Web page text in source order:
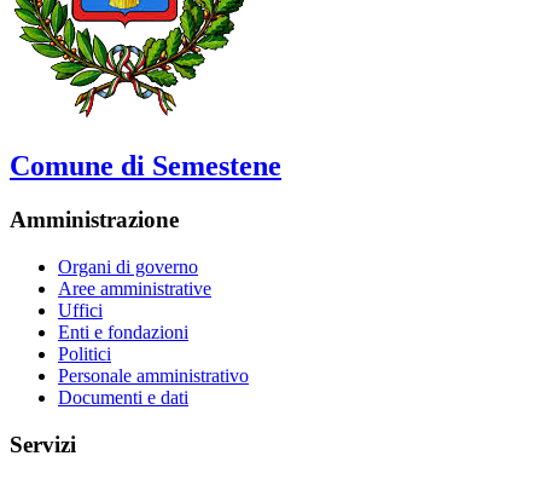
Comune di Semestene
Amministrazione
Organi di governo
Aree amministrative
Uffici
Enti e fondazioni
Politici
Personale amministrativo
Documenti e dati
Servizi